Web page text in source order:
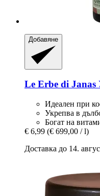
Добавяне
Le Erbe di Janas
Идеален при
Укрепва в
Богат на
€ 6,99 (€ 699,00 / l)
Доставка до 14.